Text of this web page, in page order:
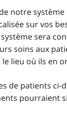
notre système
sur vos
sera
soins aux
lieu où ils en
de patients ci-
pourraient